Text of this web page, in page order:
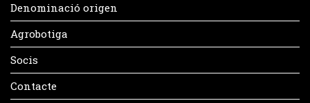
Denominació origen
Agrobotiga
Socis
Contacte